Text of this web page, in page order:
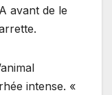
avant de le
intense. «